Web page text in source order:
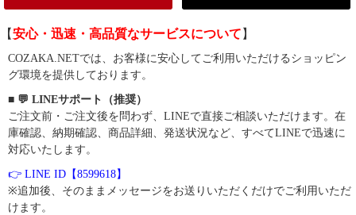
【安心・迅速・高品質なサービスについて 】
COZAKA.NETでは、お客様に安心してご利用いただけるショッピン
グ環境を提供しております。
■ 💬 LINEサポート（推奨）
ご注文前・ご注文後を問わず、LINEで直接ご相談いただけます。在
庫確認、納期確認、商品詳細、発送状況など、すべてLINEで迅速に
対応いたします。
👉 LINE ID【8599618】
※追加後、そのままメッセージをお送りいただくだけでご利用いただ
けます。